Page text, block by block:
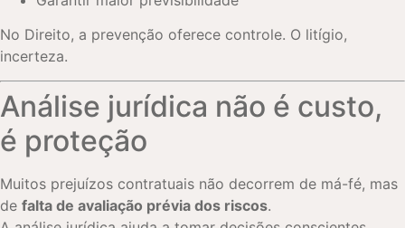
No Direito, a prevenção oferece controle. O litígio,
incerteza.
Análise jurídica não é custo,
é proteção
Muitos prejuízos contratuais não decorrem de má-fé, mas
de falta de avaliação prévia dos riscos.